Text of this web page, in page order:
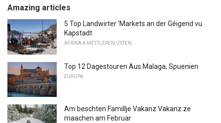
Amazing articles
5 Top Landwirter 'Markets an der Géigend vu
Kapstadt
AFRIKA A MËTTLEREN OSTEN
Top 12 Dagestouren Aus Malaga, Spuenien
EUROPA
Am beschten Famillje Vakanz Vakanz ze
maachen am Februar